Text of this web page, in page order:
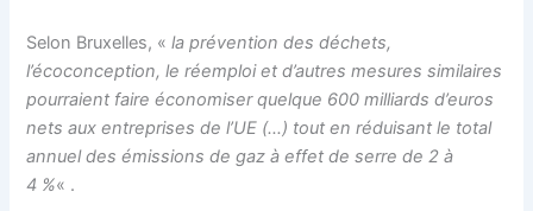
Selon Bruxelles, «la prévention des déchets,
l’écoconception, le réemploi et d’autres mesures similaires
pourraient faire économiser quelque 600 milliards d’euros
nets aux entreprises de l’UE (…) tout en réduisant le total
annuel des émissions de gaz à effet de serre de 2 à
4 %« .